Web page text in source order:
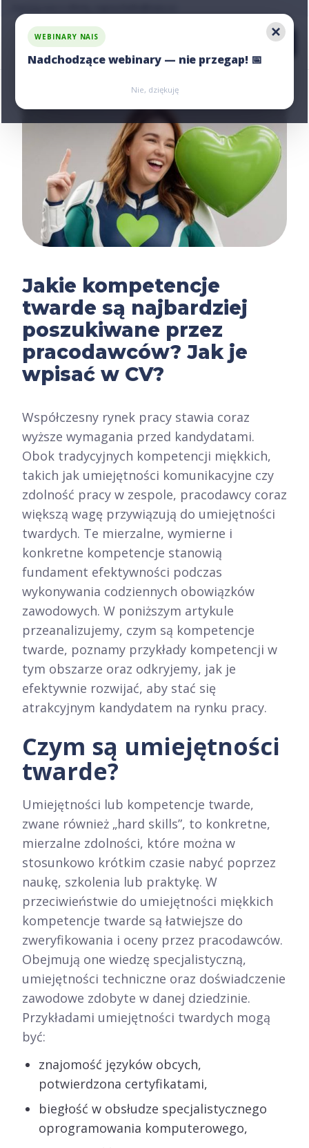
Jakie kompetencje
twarde są najbardziej
poszukiwane przez
pracodawców? Jak je
wpisać w CV?
Współczesny rynek pracy stawia coraz
wyższe wymagania przed kandydatami.
Obok tradycyjnych kompetencji miękkich,
takich jak umiejętności komunikacyjne czy
zdolność pracy w zespole, pracodawcy coraz
większą wagę przywiązują do umiejętności
twardych. Te mierzalne, wymierne i
konkretne kompetencje stanowią
fundament efektywności podczas
wykonywania codziennych obowiązków
zawodowych. W poniższym artykule
przeanalizujemy, czym są kompetencje
twarde, poznamy przykłady kompetencji w
tym obszarze oraz odkryjemy, jak je
efektywnie rozwijać, aby stać się
atrakcyjnym kandydatem na rynku pracy.
Czym są umiejętności
twarde?
Umiejętności lub kompetencje twarde,
zwane również „hard skills”, to konkretne,
mierzalne zdolności, które można w
stosunkowo krótkim czasie nabyć poprzez
naukę, szkolenia lub praktykę. W
przeciwieństwie do umiejętności miękkich
kompetencje twarde są łatwiejsze do
zweryfikowania i oceny przez pracodawców.
Obejmują one wiedzę specjalistyczną,
umiejętności techniczne oraz doświadczenie
zawodowe zdobyte w danej dziedzinie.
Przykładami umiejętności twardych mogą
być:
znajomość języków obcych,
potwierdzona certyfikatami,
biegłość w obsłudze specjalistycznego
oprogramowania komputerowego,
WEBINARY NAIS
Nadchodzące webinary — nie przegap! 📅
Zarejestruj się
Zarejestruj się
Nie, dziękuję